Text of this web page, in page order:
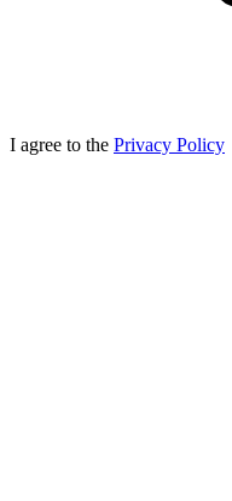
I agree to the Privacy Policy